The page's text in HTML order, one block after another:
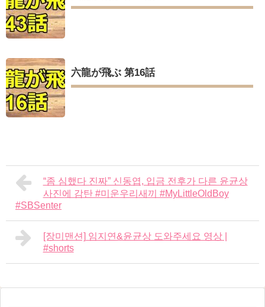
六龍が飛ぶ 第16話
“좀 심했다 진짜” 신동엽, 입금 전후가 다른 윤균상
사진에 감탄 #미운우리새끼 #MyLittleOldBoy
#SBSenter
[장미맨션] 임지연&윤균상 도와주세요 영상 |
#shorts